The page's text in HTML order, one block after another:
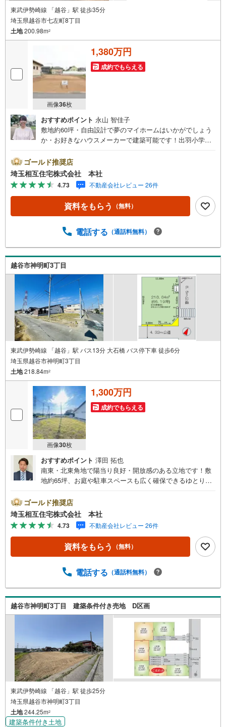
東武伊勢崎線 「越谷」駅 徒歩35分
埼玉県越谷市七左町8丁目
土地200.98m2
画像36枚
1,380万円
成約でもらえる
おすすめポイント 永山 智佳子
敷地約60坪・自由設計で夢のマイホームはいかがでしょう
か・お好きなハウスメーカーで建築可能です！出羽小学校
い！【お子様がいるお客様でも安心】本社来店専用のキッ
ズスペースを完備、お子様連れでも落ち着いてご相談いた
だけます。チャイルドシートもご用意しております。【住
宅ローンに強い！本社直結の住宅ローン・契約サポート】
本社在籍の専門スタッフが、金融機関との調整から 審査の
ポイントまで一貫してサポート。現在お借入れがある方、
相談ください。住宅ローンに詳しいスタッフが、状況に合
心してご相談いただけます。【本社ならではの総合サポー
ト・検討段階から具体化までスムーズ】まだ迷っている段
階でも問題ありません。物件のご紹介だけでなく、資金計
画、間取りの考え方、建築の注意点、将来的な売却や住み
替えの可能性まで、一つひとつ整理しながらご案内しま
す。
ゴールド推奨店
埼玉相互住宅株式会社 本社
4.73 不動産会社レビュー 26件
資料をもらう （無料）
電話する （通話料無料）
越谷市神明町3丁目
東武伊勢崎線 「越谷」駅 バス13分 大石橋 バス停下車 徒歩6分
埼玉県越谷市神明町3丁目
土地218.84m2
画像30枚
1,300万円
成約でもらえる
おすすめポイント 澤田 拓也
南東・北東角地で陽当り良好・開放感のある立地です！敷
地約65坪、お庭や駐車スペースも広く確保できるゆとりの
しょうか。当社無料の間取り作成も承ります！【お子様が
いるお客様でも安心】本社来店専用のキッズスペースを完
備、お子様連れでも落ち着いてご相談いただけます。チャ
イルドシートもご用意しております。【住宅ローンに強
い！本社直結の住宅ローン・契約サポート】本社在籍の専
門スタッフが、金融機関との調整から 審査のポイントまで
い方、自己資金に不安がある方も、まずはご相談くださ
のない進め方をご案内します。 初めての方も安心してご相
談いただけます。【本社ならではの総合サポート・検討段
階から具体化までスムーズ】まだ迷っている段階でも問題
ありません。物件のご紹介だけでなく、資金計画、間取り
の考え方、建築の注意点、将来的な売却や住み替えの可能
性まで、一つひとつ整理しながらご案内します。
ゴールド推奨店
埼玉相互住宅株式会社 本社
4.73 不動産会社レビュー 26件
資料をもらう （無料）
電話する （通話料無料）
越谷市神明町3丁目 建築条件付き売地 D区画
東武伊勢崎線 「越谷」駅 徒歩25分
埼玉県越谷市神明町3丁目
土地244.25m2
建築条件付き土地